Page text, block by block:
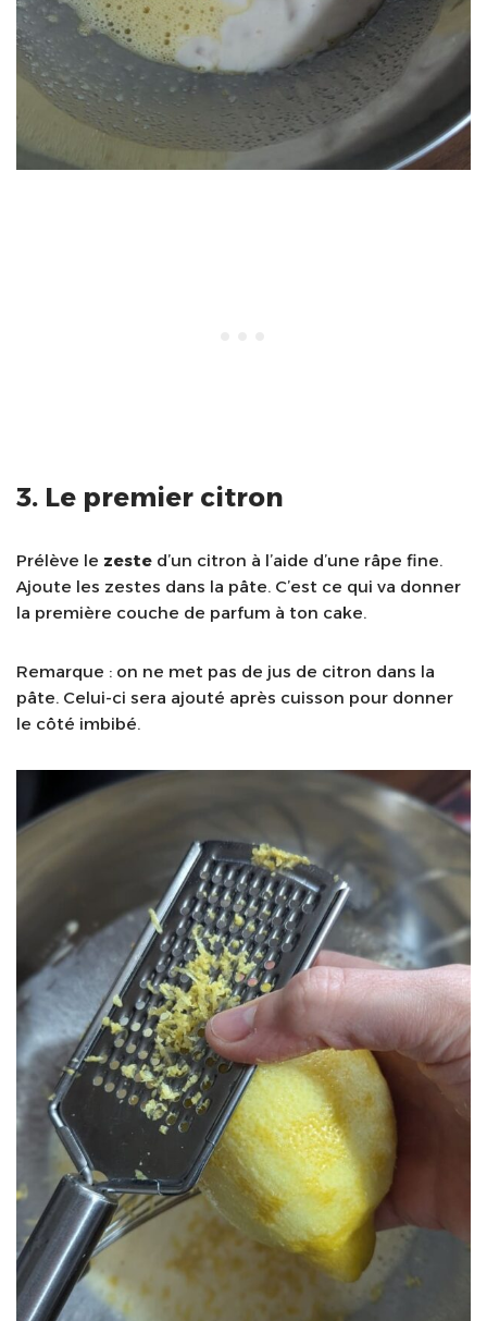
3. Le premier citron
Prélève le zeste d’un citron à l’aide d’une râpe fine.
Ajoute les zestes dans la pâte. C’est ce qui va donner
la première couche de parfum à ton cake.
Remarque : on ne met pas de jus de citron dans la
pâte. Celui-ci sera ajouté après cuisson pour donner
le côté imbibé.